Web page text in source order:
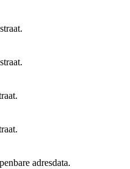
adresdata.